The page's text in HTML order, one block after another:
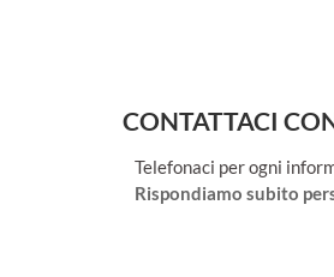
CONTATTACI
Telefonaci per ogni
Rispondiamo subito